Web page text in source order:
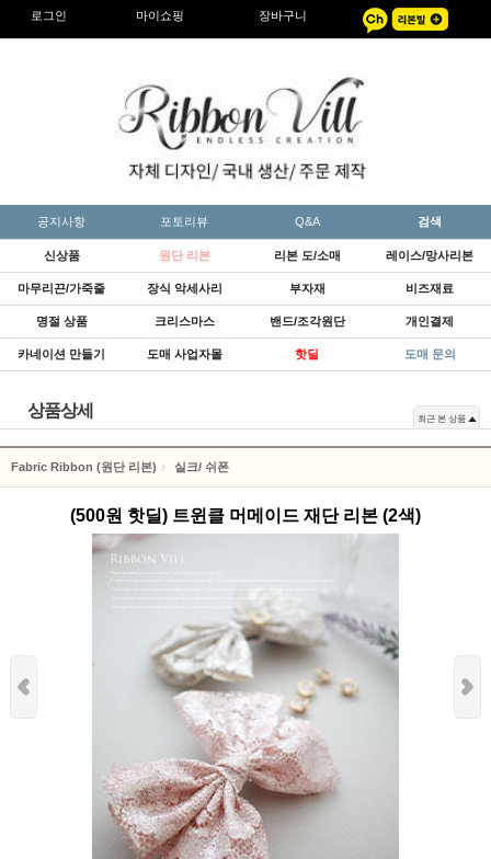
로그인 마이쇼핑 장바구니
공지사항 포토리뷰 Q&A 검색
신상품 원단 리본 리본 도/소매 레이스/망사리본
마무리끈/가죽줄 장식 악세사리 부자재 비즈재료
명절 상품 크리스마스 밴드/조각원단 개인결제
카네이션 만들기 도매 사업자몰 핫딜 도매 문의
상품상세
Fabric Ribbon (원단 리본) 실크/ 쉬폰
최근 본 상품
(500원 핫딜) 트윈클 머메이드 재단 리본 (2색)